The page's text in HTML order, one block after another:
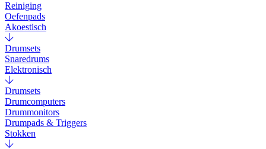
Reiniging
Oefenpads
Akoestisch
Drumsets
Snaredrums
Elektronisch
Drumsets
Drumcomputers
Drummonitors
Drumpads & Triggers
Stokken